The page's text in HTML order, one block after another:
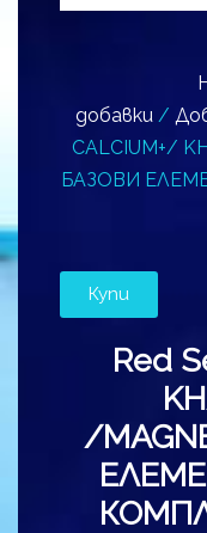
добавки /
CALCIUM+/
БАЗОВИ
Купи
Red
/